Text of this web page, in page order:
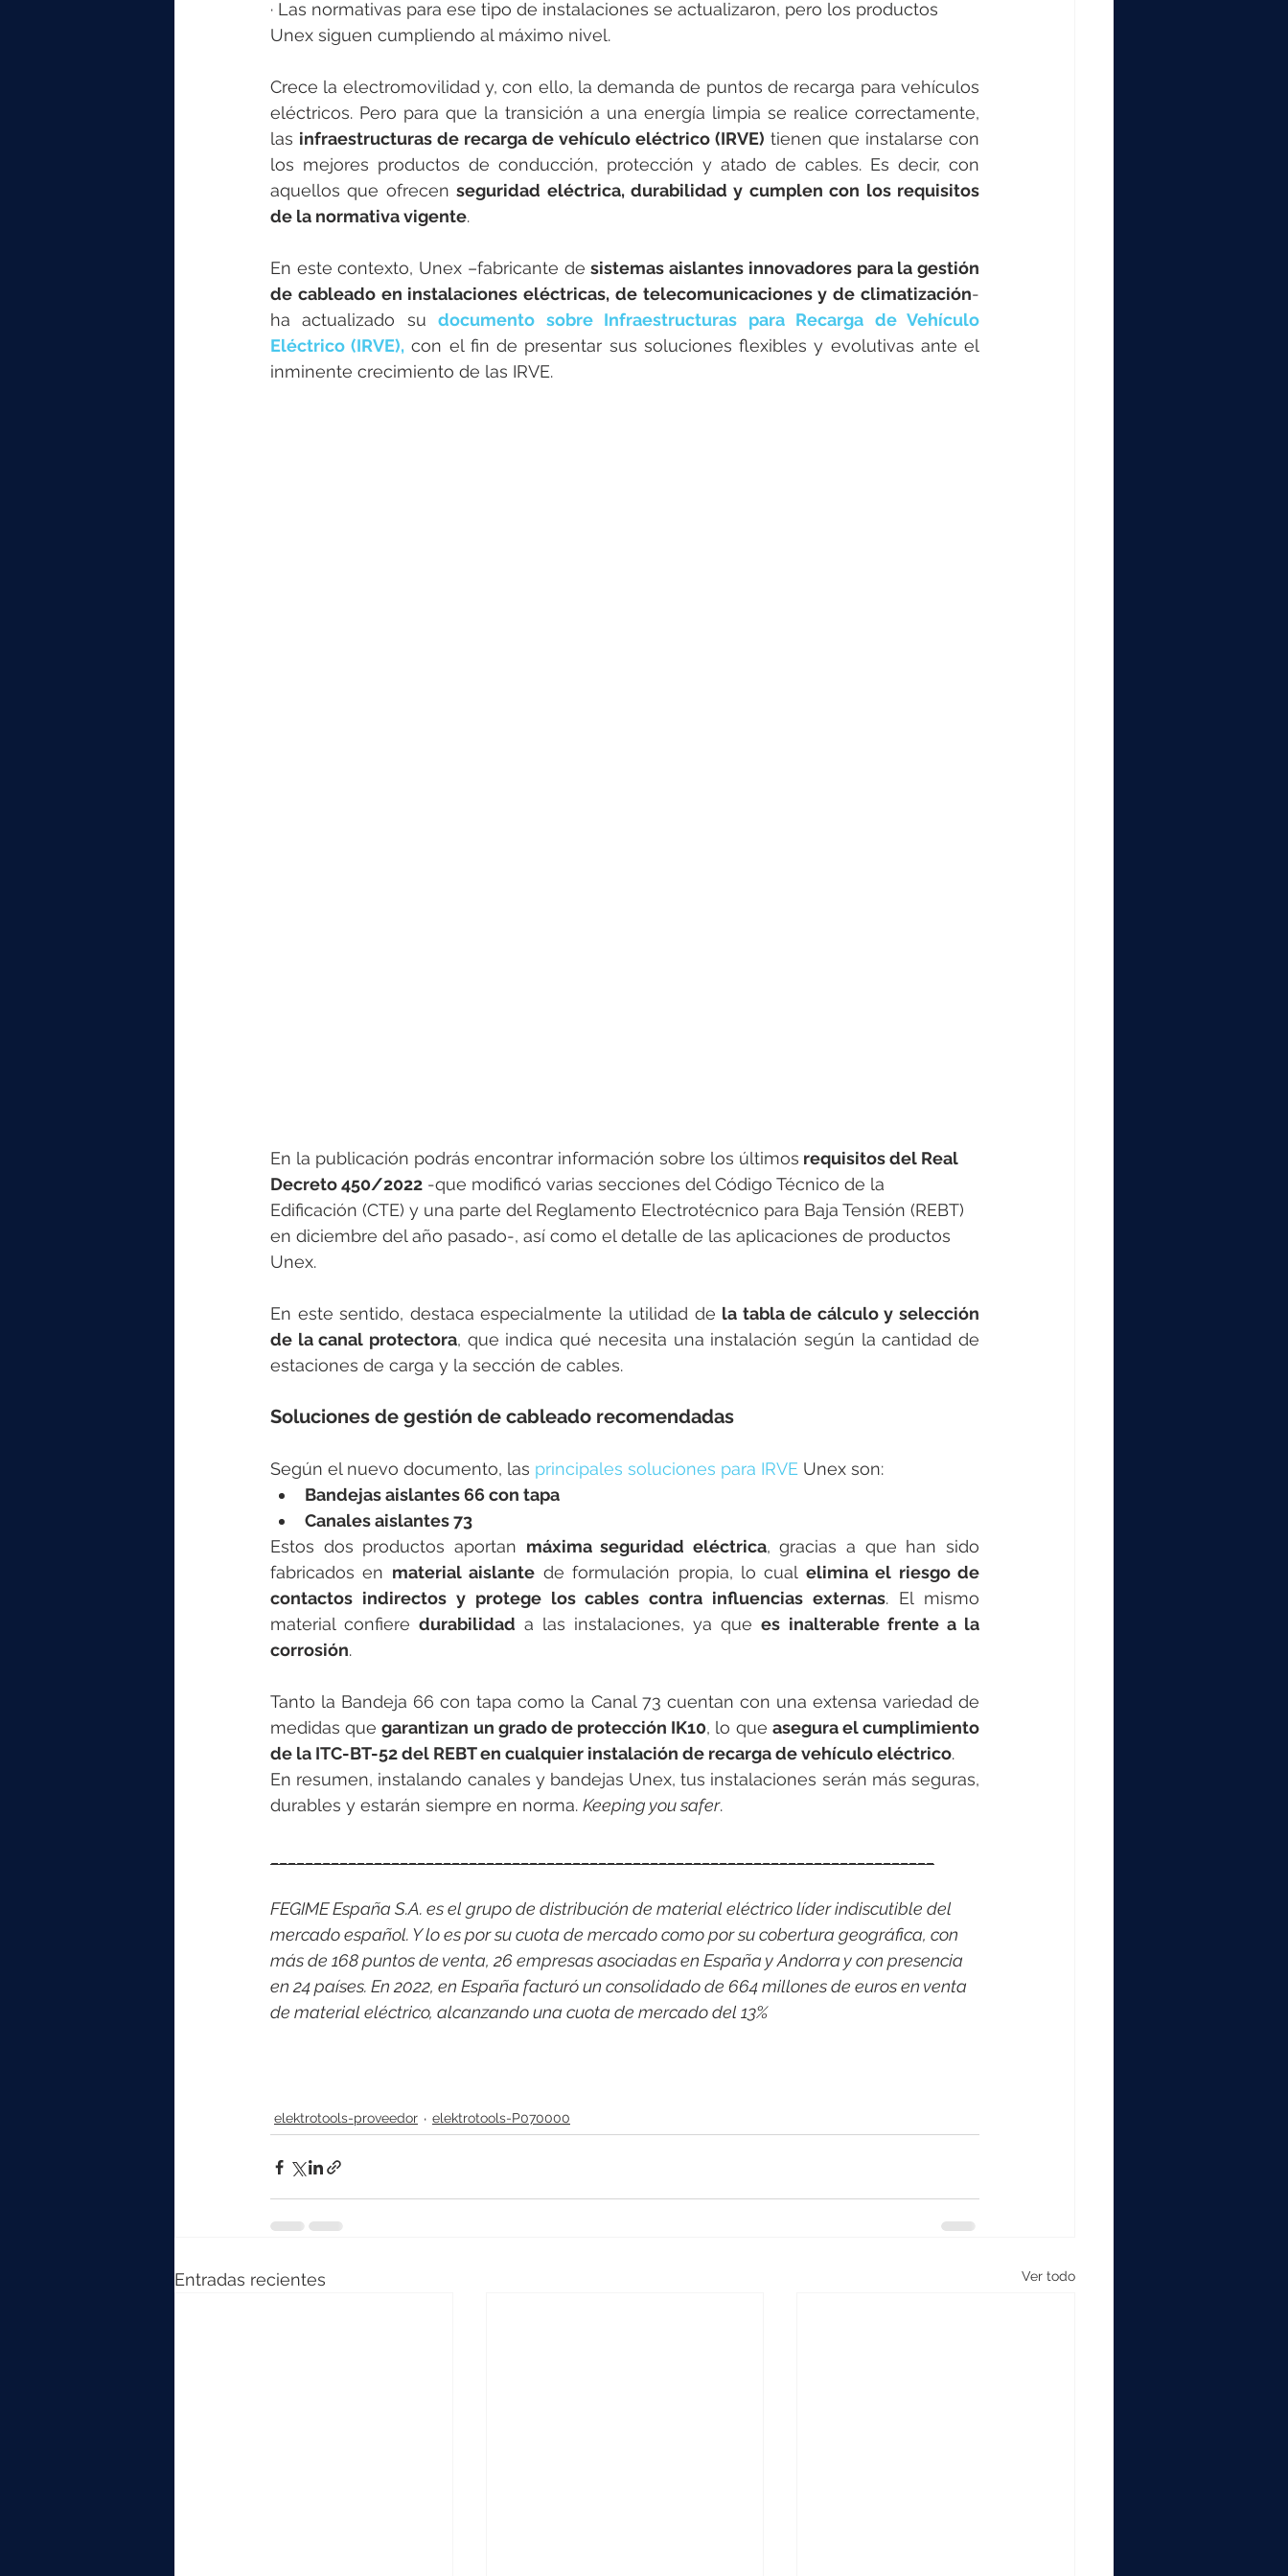
elektrotools-P065000 elektrotools-P040000 elektrotools-P059000 elektrotools-P002000
elektrotools-P045000 elektrotools-P052000 elektrotools-P01961 elektrotools-P064000
· Las normativas para ese tipo de instalaciones se actualizaron, pero los productos
Unex siguen cumpliendo al máximo nivel.
Crece la electromovilidad y, con ello, la demanda de puntos de recarga para vehículos
eléctricos. Pero para que la transición a una energía limpia se realice correctamente,
las infraestructuras de recarga de vehículo eléctrico (IRVE) tienen que instalarse con
los mejores productos de conducción, protección y atado de cables. Es decir, con
aquellos que ofrecen seguridad eléctrica, durabilidad y cumplen con los requisitos
de la normativa vigente.
En este contexto, Unex –fabricante de sistemas aislantes innovadores para la gestión
de cableado en instalaciones eléctricas, de telecomunicaciones y de climatización-
ha actualizado su documento sobre Infraestructuras para Recarga de Vehículo
Eléctrico (IRVE), con el fin de presentar sus soluciones flexibles y evolutivas ante el
inminente crecimiento de las IRVE.
En la publicación podrás encontrar información sobre los últimos requisitos del Real
Decreto 450/2022 -que modificó varias secciones del Código Técnico de la
Edificación (CTE) y una parte del Reglamento Electrotécnico para Baja Tensión (REBT)
en diciembre del año pasado-, así como el detalle de las aplicaciones de productos
Unex.
En este sentido, destaca especialmente la utilidad de la tabla de cálculo y selección
de la canal protectora, que indica qué necesita una instalación según la cantidad de
estaciones de carga y la sección de cables.
Soluciones de gestión de cableado recomendadas
Según el nuevo documento, las principales soluciones para IRVE Unex son:
Bandejas aislantes 66 con tapa
Canales aislantes 73
Estos dos productos aportan máxima seguridad eléctrica, gracias a que han sido
fabricados en material aislante de formulación propia, lo cual elimina el riesgo de
contactos indirectos y protege los cables contra influencias externas. El mismo
material confiere durabilidad a las instalaciones, ya que es inalterable frente a la
corrosión.
Tanto la Bandeja 66 con tapa como la Canal 73 cuentan con una extensa variedad de
medidas que garantizan un grado de protección IK10, lo que asegura el cumplimiento
de la ITC-BT-52 del REBT en cualquier instalación de recarga de vehículo eléctrico.
En resumen, instalando canales y bandejas Unex, tus instalaciones serán más seguras,
durables y estarán siempre en norma. Keeping you safer.
FEGIME España S.A. es el grupo de distribución de material eléctrico líder indiscutible del
mercado español. Y lo es por su cuota de mercado como por su cobertura geográfica, con
más de 168 puntos de venta, 26 empresas asociadas en España y Andorra y con presencia
en 24 países. En 2022, en España facturó un consolidado de 664 millones de euros en venta
de material eléctrico, alcanzando una cuota de mercado del 13%
elektrotools-proveedor elektrotools-P070000
Entradas recientes Ver todo